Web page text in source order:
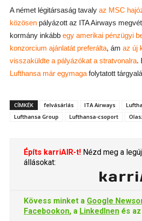
A német légitársaság tavaly az MSC
közösen pályázott az ITA Airways
kormány inkább egy amerikai pénzügyi
konzorcium ajánlatát preferálta, ám az új
visszaküldte a pályázókat a stratvonalra.
Lufthansa már egymaga folytatott
CÍMKÉK felvásárlás ITA Airways
Lufthansa Group
Lufthansa-csoport
Építs karriAIR-t! Nézd meg a
állásokat:
Kövess minket a Google
Facebookon, a LinkedInen és az